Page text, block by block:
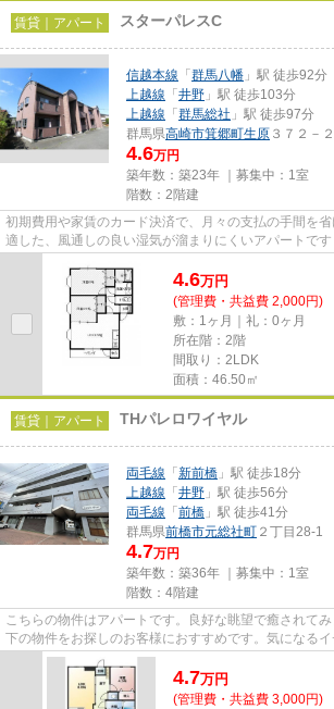
賃貸｜アパート スターパレスC
信越本線 「 群馬八幡 」駅 徒歩92分
上越線 「 井野 」駅 徒歩103分
上越線 「 群馬総社 」駅 徒歩97分
群馬県高崎市箕郷町生原 ３７２－２
4.6万円
築年数：築23年 ｜募集中： 1室
階数：2階建
初期費用や家賃のカード決済で、月々の支払の手間を
適した、風通しの良い湿気が溜まりにくいアパートです
4.6万円
(管理費・共益費 2,000円)
敷：1ヶ月｜礼：0ヶ月
所在階：2階
間取り：2LDK
面積：46.50㎡
賃貸｜アパート THパレロワイヤル
両毛線 「 新前橋 」駅 徒歩18分
上越線 「 井野 」駅 徒歩56分
両毛線 「 前橋 」駅 徒歩41分
群馬県前橋市元総社町 ２丁目28-1
4.7万円
築年数：築36年 ｜募集中： 1室
階数：4階建
こちらの物件はアパートです。良好な眺望で癒されて
下の物件をお探しのお客様におすすめです。気になる
レロワイヤル」。前橋市エリア...
4.7万円
(管理費・共益費 3,000円)